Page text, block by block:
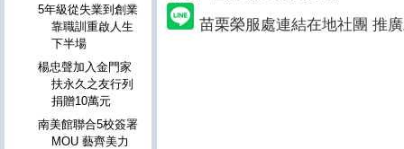
苗栗榮服處連結在地社團 推
5年級從失業到創業
靠職訓重啟人生
下半場
楊忠聲加入金門家
扶永久之友行列
捐贈10萬元
南美館聯合5校簽署
MOU 藝齊美力